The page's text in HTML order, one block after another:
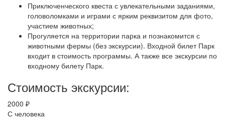
Приключенческого квеста с увлекательными заданиями,
головоломками и играми с ярким реквизитом для фото,
участием животных;
Прогуляется на территории парка и познакомится с
животными фермы (без экскурсии). Входной билет Парк
входит в стоимость программы. А также все экскурсии по
входному билету Парк.
Стоимость экскурсии:
2000 ₽
С человека